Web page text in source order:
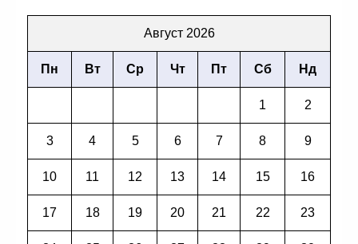
Август 2026
Пн Вт Ср Чт Пт Сб Нд
1 2
3 4 5 6 7 8 9
10 11 12 13 14 15 16
17 18 19 20 21 22 23